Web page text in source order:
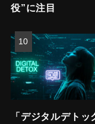
役”に注目
「デジタルデトッ